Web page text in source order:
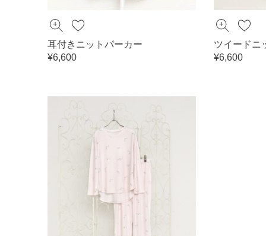
耳付きニットパーカー
¥6,600
ツイードニ
¥6,600